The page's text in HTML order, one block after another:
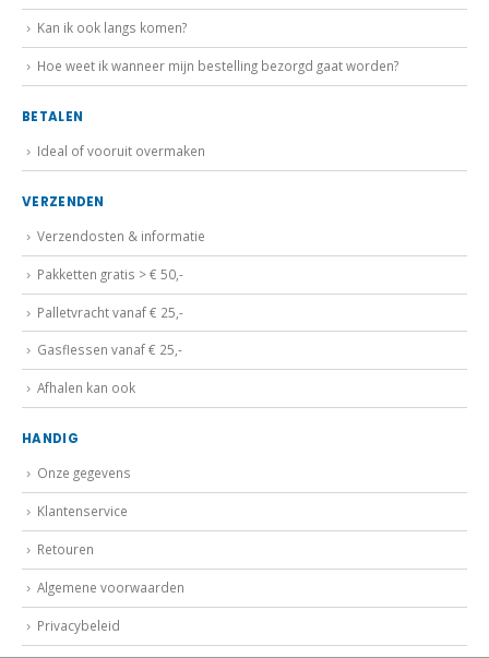
Kan ik ook langs komen?
Hoe weet ik wanneer mijn bestelling bezorgd gaat worden?
BETALEN
Ideal of vooruit overmaken
VERZENDEN
Verzendosten & informatie
Pakketten gratis > € 50,-
Palletvracht vanaf € 25,-
Gasflessen vanaf € 25,-
Afhalen kan ook
HANDIG
Onze gegevens
Klantenservice
Retouren
Algemene voorwaarden
Privacybeleid